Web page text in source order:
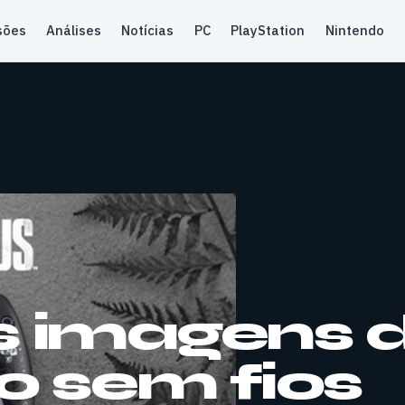
Análises Notícias PC PlayStation Nintendo
imagens
sem fios